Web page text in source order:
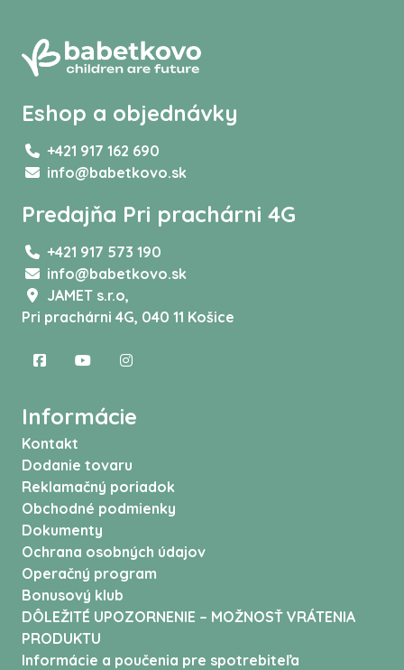
Eshop a objednávky
+421 917 162 690
info@babetkovo.sk
Predajňa Pri prachárni 4G
+421 917 573 190
info@babetkovo.sk
JAMET s.r.o,
Pri prachárni 4G, 040 11 Košice
Informácie
Kontakt
Dodanie tovaru
Reklamačný poriadok
Obchodné podmienky
Dokumenty
Ochrana osobných údajov
Operačný program
Bonusový klub
DÔLEŽITÉ UPOZORNENIE – MOŽNOSŤ VRÁTENIA
PRODUKTU
Informácie a poučenia pre spotrebiteľa